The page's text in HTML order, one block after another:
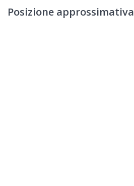
Posizione approssimativa